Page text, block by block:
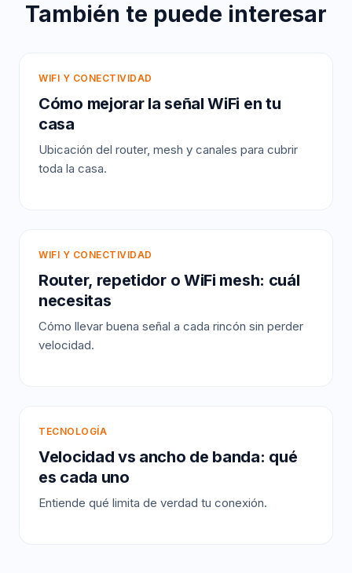
También te puede interesar
WIFI Y CONECTIVIDAD
Cómo mejorar la señal WiFi en tu
casa
Ubicación del router, mesh y canales para cubrir
toda la casa.
WIFI Y CONECTIVIDAD
Router, repetidor o WiFi mesh: cuál
necesitas
Cómo llevar buena señal a cada rincón sin perder
velocidad.
TECNOLOGÍA
Velocidad vs ancho de banda: qué
es cada uno
Entiende qué limita de verdad tu conexión.